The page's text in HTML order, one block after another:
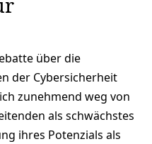
über die
der Cybersicherheit
zunehmend weg von
als schwächstes
ihres Potenzials als